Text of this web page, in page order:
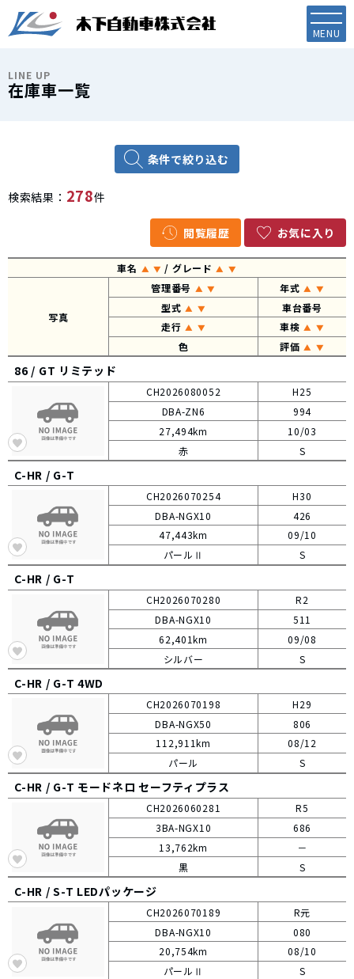
LINE UP
在庫車一覧
条件で絞り込む
検索結果： 278件
閲覧履歴 お気に入り
車名 ▲ ▼ / グレード ▲ ▼
写真
管理番号 ▲ ▼ 年式 ▲ ▼
型式 ▲ ▼
車台番号
車検 ▲ ▼
走行 ▲ ▼
色 評価 ▲ ▼
86 / GT リミテッド
CH2026080052
H25
DBA-ZN6
994
10/03
27,494km
赤
S
C-HR / G-T
CH2026070254
H30
DBA-NGX10
426
09/10
47,443km
パールⅡ
S
C-HR / G-T
CH2026070280
R2
DBA-NGX10
511
09/08
62,401km
シルバー
S
C-HR / G-T 4WD
CH2026070198
H29
DBA-NGX50
806
08/12
112,911km
パール
S
C-HR / G-T モードネロ セーフティプラス
CH2026060281
R5
3BA-NGX10
686
－
13,762km
黒
S
C-HR /S-T LEDパッケージ
CH2026070189
R元
DBA-NGX10
080
08/10
20,754km
パールⅡ
S